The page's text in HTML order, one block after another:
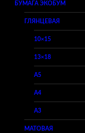
БУМАГА ЭКОБУМ
ГЛЯНЦЕВАЯ
10×15
13×18
A5
A4
A3
МАТОВАЯ